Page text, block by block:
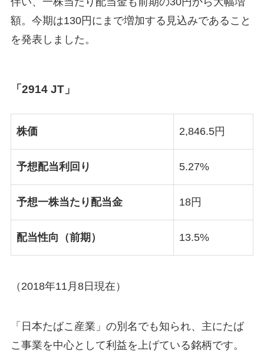
額。今期は130円にまで増加する見込みであること
を発表しました。
「2914 JT」
株価 2,846.5円
予想配当利回り 5.27%
予想一株当たり配当金 18円
配当性向（前期） 13.5%
（2018年11月8日現在）
「日本たばこ産業」の別名でも知られ、主にたば
こ事業を中心として利益を上げている銘柄です。